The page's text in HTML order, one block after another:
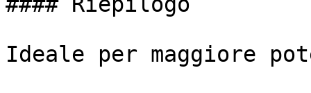
Ideale per maggiore